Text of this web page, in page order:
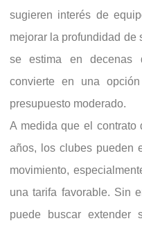
sugieren interés de
mejorar la profundidad de
se estima en
convierte en una
presupuesto moderado.
A medida que el contrato
años, los clubes pueden
movimiento,
una tarifa favorable. Sin
puede buscar extender